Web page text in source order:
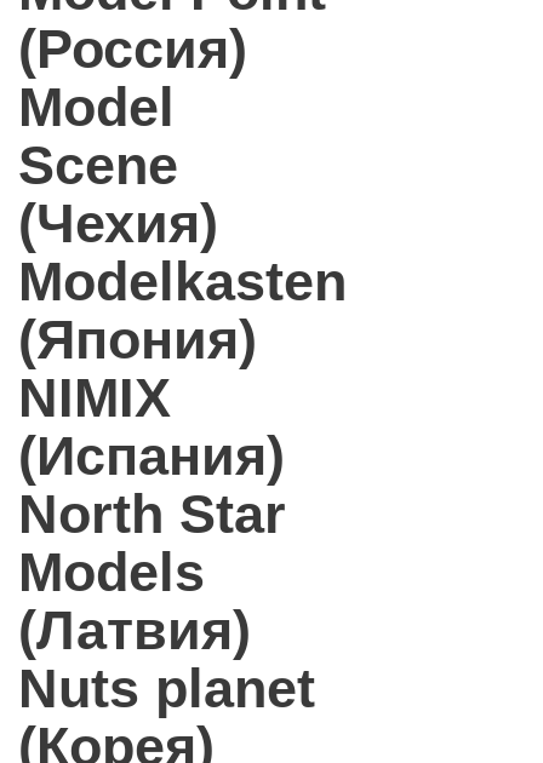
(Россия)
Model
Scene
(Чехия)
Modelkasten
(Япония)
NIMIX
(Испания)
North Star
Models
(Латвия)
Nuts planet
(Корея)